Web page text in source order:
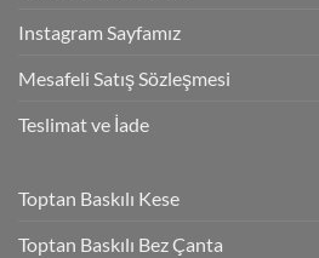
Instagram Sayfamız
Mesafeli Satış Sözleşmesi
Teslimat ve İade
Toptan Baskılı Kese
Toptan Baskılı Bez Çanta